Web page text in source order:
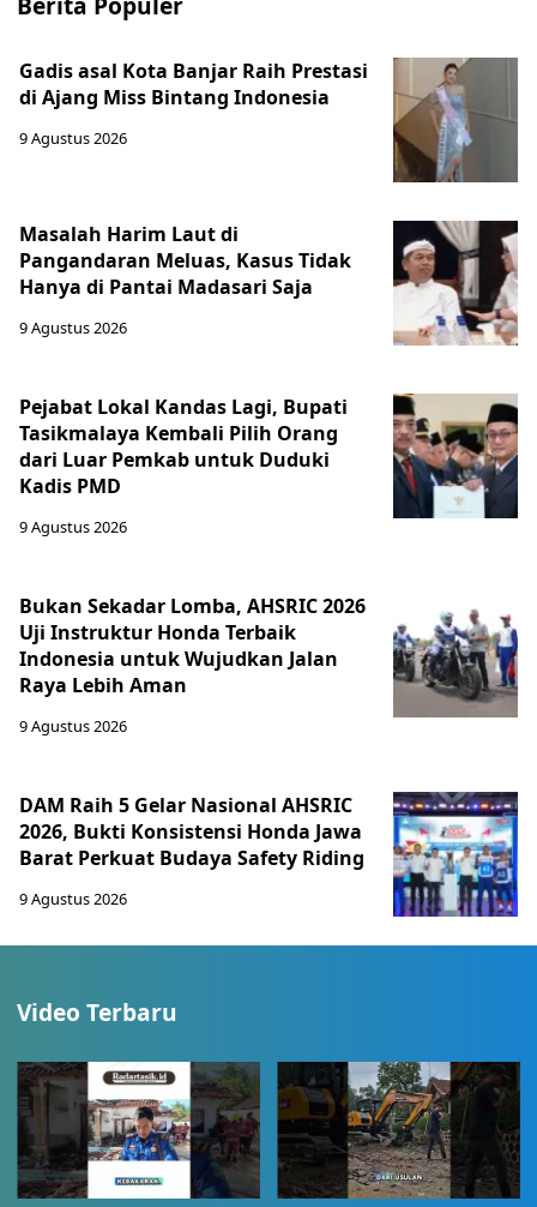
Gadis asal Kota Banjar Raih Prestasi
di Ajang Miss Bintang Indonesia
9 Agustus 2026
Masalah Harim Laut di
Pangandaran Meluas, Kasus Tidak
Hanya di Pantai Madasari Saja
9 Agustus 2026
Pejabat Lokal Kandas Lagi, Bupati
Tasikmalaya Kembali Pilih Orang
dari Luar Pemkab untuk Duduki
Kadis PMD
9 Agustus 2026
Bukan Sekadar Lomba, AHSRIC 2026
Uji Instruktur Honda Terbaik
Indonesia untuk Wujudkan Jalan
Raya Lebih Aman
9 Agustus 2026
DAM Raih 5 Gelar Nasional AHSRIC
2026, Bukti Konsistensi Honda Jawa
Barat Perkuat Budaya Safety Riding
9 Agustus 2026
Video Terbaru